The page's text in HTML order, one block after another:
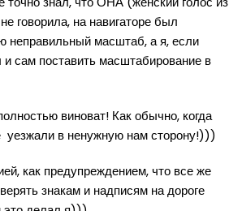
говорила, на навигаторе был
неправильный масштаб, а я, если
сам поставить масштабирование в
виноват! Как обычно, когда
уезжали в ненужную нам сторону!)))
как предупреждением, что все же
знакам и надписям на дороге